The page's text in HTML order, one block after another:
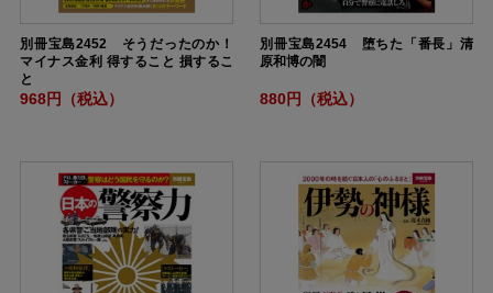
別冊宝島2452 そうだったのか！
マイナス金利 得すること 損するこ
と
968円（税込）
別冊宝島2454 堕ちた「番長」清
原和博の闇
880円（税込）